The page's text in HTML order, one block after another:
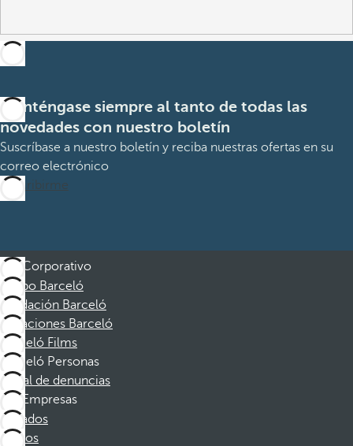
Manténgase siempre al tanto de todas las
novedades con nuestro boletín
Suscríbase a nuestro boletín y reciba nuestras ofertas en su
correo electrónico
Suscribirme
Corporativo
Grupo Barceló
Fundación Barceló
Vacaciones Barceló
Barceló Films
Barceló Personas
Canal de denuncias
Empresas
Afiliados
Socios